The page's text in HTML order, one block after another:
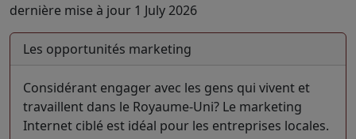
dernière mise à jour 1 July 2026
Les opportunités marketing
Considérant engager avec les gens qui vivent et
travaillent dans le Royaume-Uni? Le marketing
Internet ciblé est idéal pour les entreprises locales.